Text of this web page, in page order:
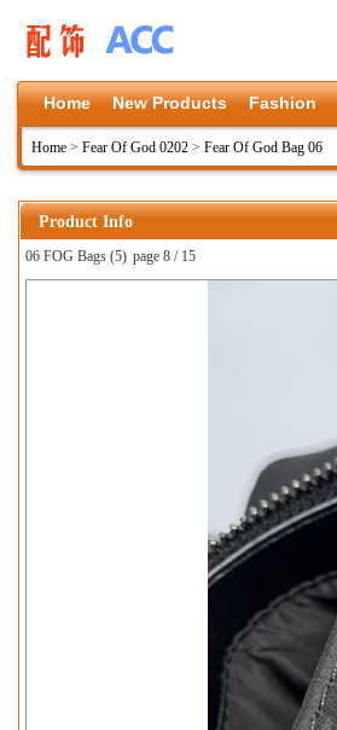
Home New Products Fashion
Home > Fear Of God 0202 > Fear Of God Bag 06
Product Info
06 FOG Bags (5) page 8 / 15